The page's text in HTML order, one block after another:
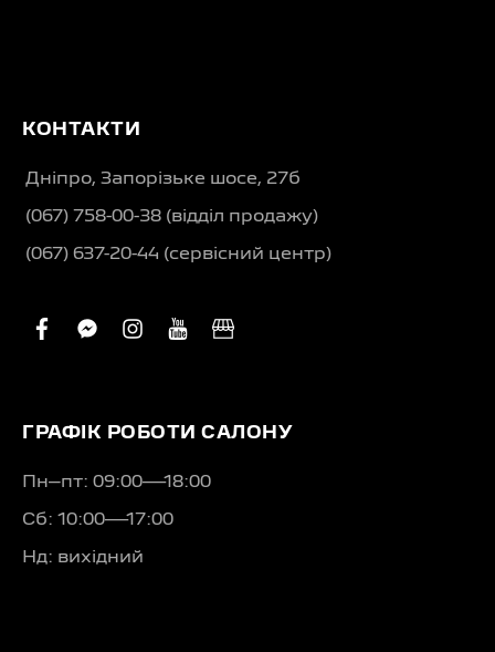
КОНТАКТИ
Дніпро, Запорізьке шосе, 27б
(067) 758-00-38 (вiддiл продажу)
(067) 637-20-44 (сервісний центр)
facebook
facebook-
instagram
youtube
business
ГРАФІК РОБОТИ САЛОНУ
Пн–пт: 09:00—18:00
Сб: 10:00—17:00
Нд: вихідний